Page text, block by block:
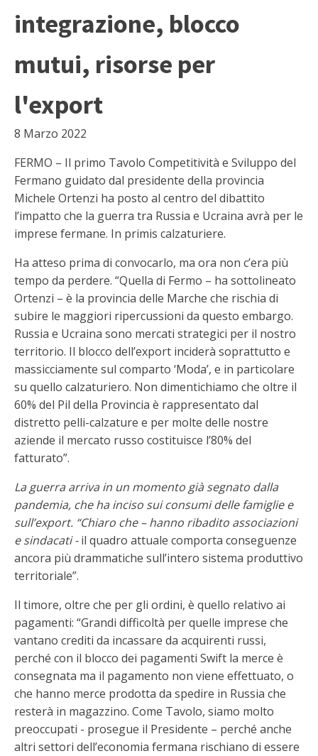
integrazione, blocco
mutui, risorse per
l'export
8 Marzo 2022
FERMO – Il primo Tavolo Competitività e Sviluppo del
Fermano guidato dal presidente della provincia
Michele Ortenzi ha posto al centro del dibattito
l’impatto che la guerra tra Russia e Ucraina avrà per le
imprese fermane. In primis calzaturiere.
Ha atteso prima di convocarlo, ma ora non c’era più
tempo da perdere. “Quella di Fermo – ha sottolineato
Ortenzi – è la provincia delle Marche che rischia di
subire le maggiori ripercussioni da questo embargo.
Russia e Ucraina sono mercati strategici per il nostro
territorio. Il blocco dell’export inciderà soprattutto e
massicciamente sul comparto ‘Moda’, e in particolare
su quello calzaturiero. Non dimentichiamo che oltre il
60% del Pil della Provincia è rappresentato dal
distretto pelli-calzature e per molte delle nostre
aziende il mercato russo costituisce l’80% del
fatturato”.
La guerra arriva in un momento già segnato dalla
pandemia, che ha inciso sui consumi delle famiglie e
sull’export. “Chiaro che – hanno ribadito associazioni
e sindacati -il quadro attuale comporta conseguenze
ancora più drammatiche sull’intero sistema produttivo
territoriale”.
Il timore, oltre che per gli ordini, è quello relativo ai
pagamenti: “Grandi difficoltà per quelle imprese che
vantano crediti da incassare da acquirenti russi,
perché con il blocco dei pagamenti Swift la merce è
consegnata ma il pagamento non viene effettuato, o
che hanno merce prodotta da spedire in Russia che
resterà in magazzino. Come Tavolo, siamo molto
preoccupati - prosegue il Presidente – perché anche
altri settori dell’economia fermana rischiano di essere